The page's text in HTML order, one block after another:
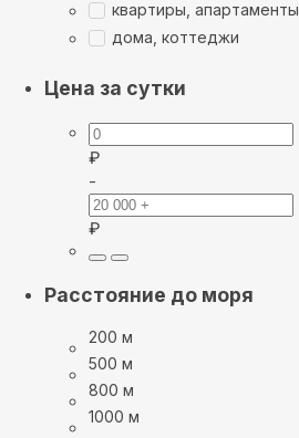
квартиры, апартаменты
дома, коттеджи
Цена за сутки
₽
-
₽
Расстояние до моря
200 м
500 м
800 м
1000 м